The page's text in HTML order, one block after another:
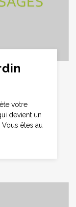
votre
devient un
êtes au